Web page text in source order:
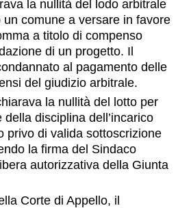
la nullità del lodo arbitrale
comune a versare in favore
a titolo di compenso
di un progetto. Il
al pagamento delle
del giudizio arbitrale.
la nullità del lotto per
disciplina dell’incarico
privo di valida sottoscrizione
la firma del Sindaco
autorizzativa della Giunta
Corte di Appello, il